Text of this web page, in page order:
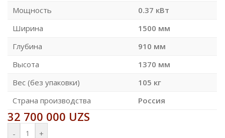
Мощность
0.37 кВт
Ширина
1500 мм
Глубина
910 мм
Высота
1370 мм
Вес (без упаковки)
105 кг
Страна производства
Россия
32 700 000 UZS
- +